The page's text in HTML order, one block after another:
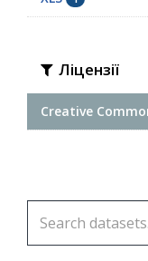
Ліцензії
Creative